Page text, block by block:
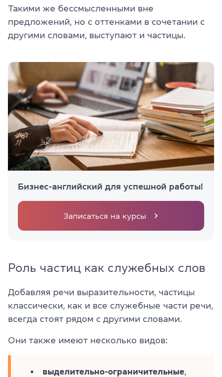
Такими же бессмысленными вне
предложений, но с оттенками в сочетании с
другими словами, выступают и частицы.
Бизнес-английский для успешной работы!
Записаться на курсы
Роль частиц как служебных слов
Добавляя речи выразительности, частицы
классически, как и все служебные части речи,
всегда стоят рядом с другими словами.
Они также имеют несколько видов:
выделительно-ограничительные,